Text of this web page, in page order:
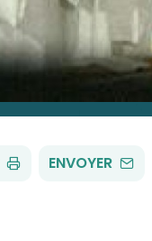
ENVOYER PAR